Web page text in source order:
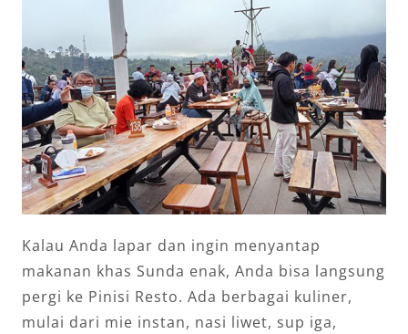
Kalau Anda lapar dan ingin menyantap
makanan khas Sunda enak, Anda bisa langsung
pergi ke Pinisi Resto. Ada berbagai kuliner,
mulai dari mie instan, nasi liwet, sup iga,